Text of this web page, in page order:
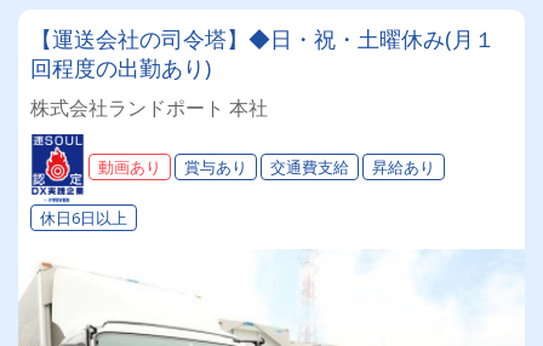
【運送会社の司令塔】◆日・祝・土曜休み(月１
回程度の出勤あり)
株式会社ランドポート 本社
動画あり 賞与あり 交通費支給 昇給あり
休日6日以上